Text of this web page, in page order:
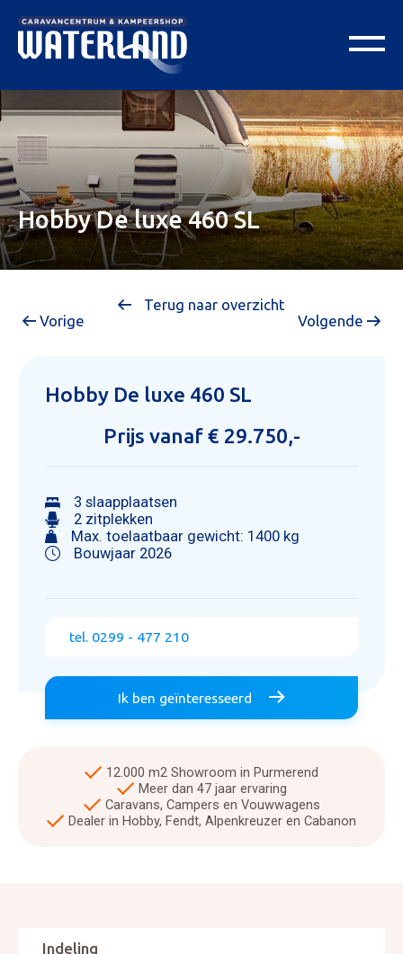
Hobby De luxe 460 SL
Terug naar overzicht
Vorige
Volgende
Hobby De luxe 460 SL
Prijs vanaf € 29.750,-
3 slaapplaatsen
2 zitplekken
Max. toelaatbaar gewicht: 1400 kg
Bouwjaar 2026
tel. 0299 - 477 210
Ik ben geïnteresseerd
12.000 m2 Showroom in Purmerend
Meer dan 47 jaar ervaring
Caravans, Campers en Vouwwagens
Dealer in Hobby, Fendt, Alpenkreuzer en Cabanon
Indeling